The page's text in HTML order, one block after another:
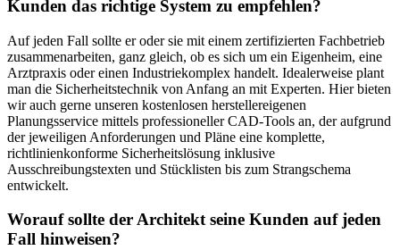
Kunden das richtige System zu empfehlen?
Auf jeden Fall sollte er oder sie mit einem zertifizierten Fachbetrieb
zusammenarbeiten, ganz gleich, ob es sich um ein Eigenheim, eine
Arztpraxis oder einen Industriekomplex handelt. Idealerweise plant
man die Sicherheitstechnik von Anfang an mit Experten. Hier bieten
wir auch gerne unseren kostenlosen herstellereigenen
Planungsservice mittels professioneller CAD-Tools an, der aufgrund
der jeweiligen Anforderungen und Pläne eine komplette,
richtlinienkonforme Sicherheitslösung inklusive
Ausschreibungstexten und Stücklisten bis zum Strangschema
entwickelt.
Worauf sollte der Architekt seine Kunden auf jeden
Fall hinweisen?